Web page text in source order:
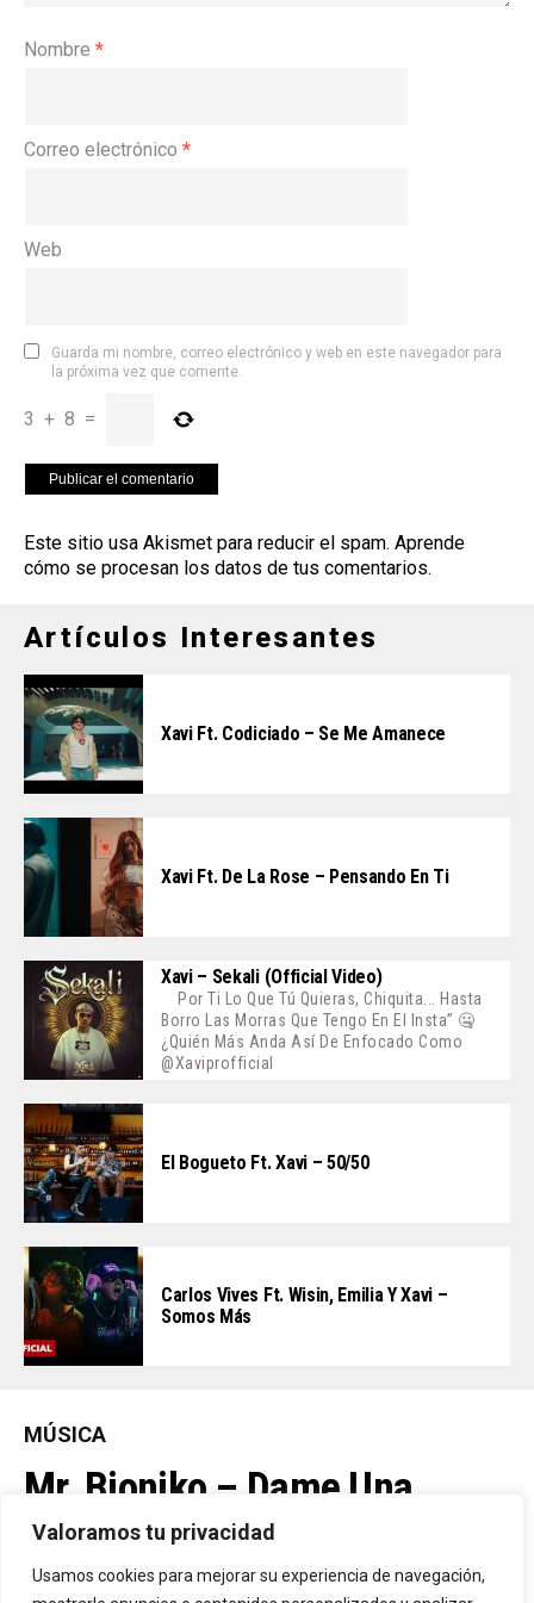
Valoramos tu privacidad
Usamos cookies para mejorar su experiencia de navegación,
Nombre *
Correo electrónico *
Web
Guarda mi nombre, correo electrónico y web en este navegador para
la próxima vez que comente.
3 + 8 =
Este sitio usa Akismet para reducir el spam. Aprende
cómo se procesan los datos de tus comentarios.
Artículos Interesantes
Xavi Ft. Codiciado – Se Me Amanece
Xavi Ft. De La Rose – Pensando En Ti
Xavi – Sekali (Official Video)
Por Ti Lo Que Tú Quieras, Chiquita... Hasta
Borro Las Morras Que Tengo En El Insta” 🤐
¿Quién Más Anda Así De Enfocado Como
@xaviprofficial
El Bogueto Ft. Xavi – 50/50
Carlos Vives Ft. Wisin, Emilia Y Xavi –
Somos Más
MÚSICA
Mr. Bioniko – Dame Una
Oportunidad
Ya Está En La Calle. "Dame Una Oportunidad"🎬🔥 El Nuevo Nivel